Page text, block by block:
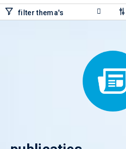
filter thema's